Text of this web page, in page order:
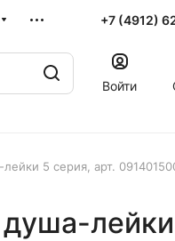
+7 (4912)
Войти
5 серия, арт.
лейки